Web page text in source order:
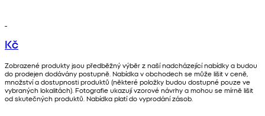
Kč
Zobrazené produkty jsou předběžný výběr z naší nadcházející nabídky a budou
do prodejen dodávány postupně. Nabídka v obchodech se může lišit v ceně,
množství a dostupnosti produktů (některé položky budou dostupné pouze ve
vybraných lokalitách). Fotografie ukazují vzorové návrhy a mohou se mírně lišit
od skutečných produktů. Nabídka platí do vyprodání zásob.